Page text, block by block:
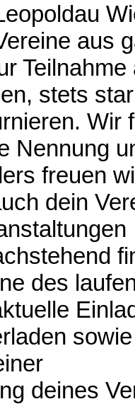
aus
Teilnahme
stets
Wir
Nennung
freuen
dein
des
deines